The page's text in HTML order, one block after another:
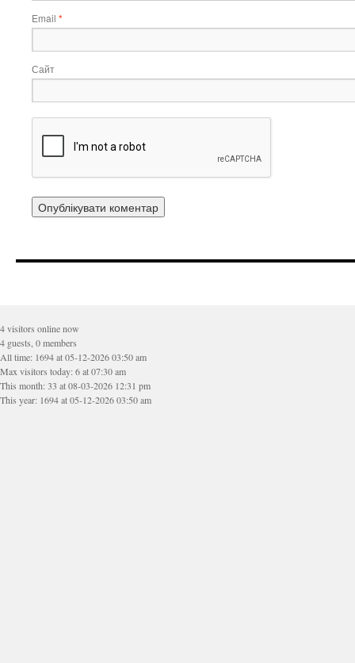
Email *
Сайт
4 visitors online now
4 guests, 0 members
All time: 1694 at 05-12-2026 03:50 am
Max visitors today: 6 at 07:30 am
This month: 33 at 08-03-2026 12:31 pm
This year: 1694 at 05-12-2026 03:50 am